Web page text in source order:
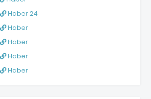
Haber 24
Haber
Haber
Haber
Haber